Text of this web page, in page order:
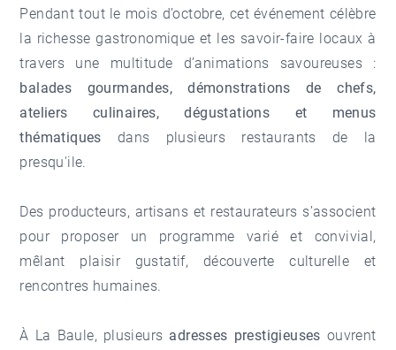
Pendant tout le mois d’octobre, cet événement célèbre
la richesse gastronomique et les savoir-faire locaux à
travers une multitude d’animations savoureuses :
balades gourmandes, démonstrations de chefs,
ateliers culinaires, dégustations et menus
thématiques dans plusieurs restaurants de la
presqu'ile.
Des producteurs, artisans et restaurateurs s’associent
pour proposer un programme varié et convivial,
mêlant plaisir gustatif, découverte culturelle et
rencontres humaines.
À La Baule, plusieurs adresses prestigieuses ouvrent